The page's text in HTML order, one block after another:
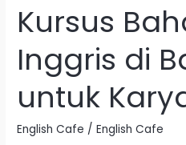
Kursus
Inggris di
untuk
English Cafe /English Cafe